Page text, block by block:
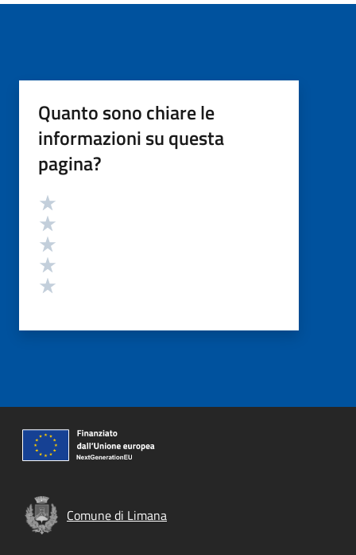
Quanto sono chiare le
informazioni su questa
pagina?
Valutazione
Comune di Limana